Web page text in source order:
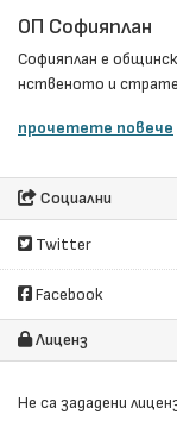
ОП Софияплан
Софияплан e
нственото и
прочетете повече
Социални
Twitter
Facebook
Лиценз
Не са зададени